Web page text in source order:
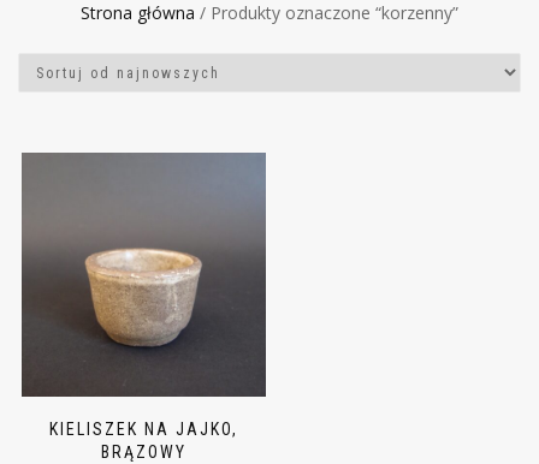
Strona główna / Produkty oznaczone “korzenny”
KIELISZEK NA JAJKO,
BRĄZOWY